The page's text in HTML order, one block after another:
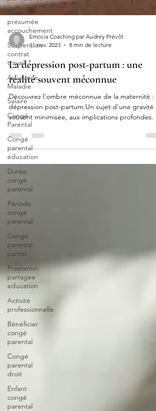
Date
présumée
accouchement
Suspension
contrat
travail
Assurance
Maladie
Salaire
Congé
Parental
Congé
parental
éducation
Durée
congé
parental
Période
congé
parental
Congé
parental
partiel
Prestation
partagee
education
Activité
professionnelle
Bénéficier
congé
parental
Congé
parental
droit
Enfant
congé
parental
11 nov. 2023
8 min de lecture
La dépression post-partum : une
réalité souvent méconnue
Découvrez l'ombre méconnue de la maternité : la
dépression post-partum.Un sujet d'une gravité
souvent minimisée, aux implications profondes.